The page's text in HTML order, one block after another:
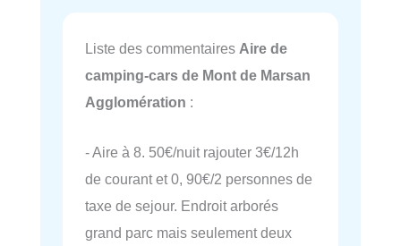
Liste des commentaires Aire de
camping-cars de Mont de Marsan
Agglomération :
- Aire à 8. 50€/nuit rajouter 3€/12h
de courant et 0, 90€/2 personnes de
taxe de sejour. Endroit arborés
grand parc mais seulement deux